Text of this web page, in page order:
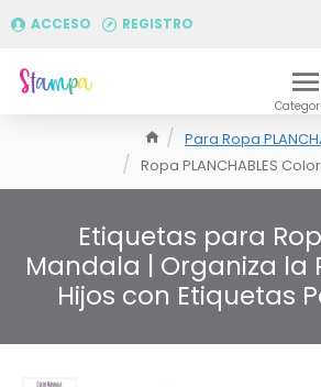
ACCESO REGISTRO
Para Ropa
Ropa PLANCHABLES
Etiquetas para
Mandala | Organiza la
Hijos con Etiquetas